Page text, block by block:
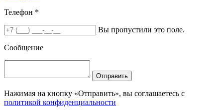
Телефон *
Вы пропустили это поле.
Сообщение
Отправить
Нажимая на кнопку «Отправить», вы соглашаетесь с
политикой конфиденциальности